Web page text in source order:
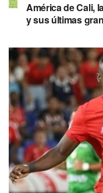
América de Cali,
y sus últimas